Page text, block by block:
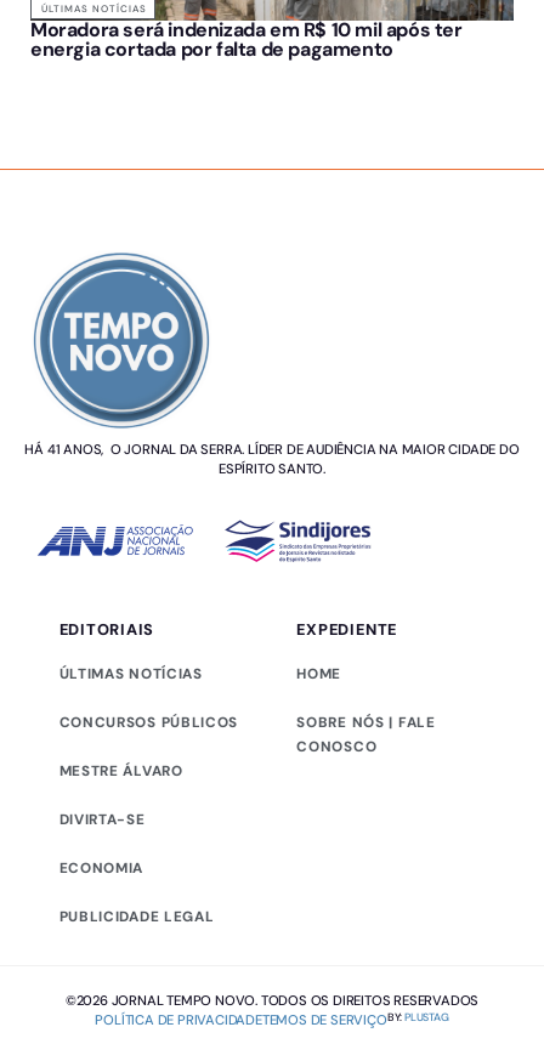
ÚLTIMAS NOTÍCIAS
Moradora será indenizada em R$ 10 mil após ter
energia cortada por falta de pagamento
HÁ 41 ANOS, O JORNAL DA SERRA. LÍDER DE AUDIÊNCIA NA MAIOR CIDADE DO
ESPÍRITO SANTO.
EDITORIAIS
ÚLTIMAS NOTÍCIAS
CONCURSOS PÚBLICOS
MESTRE ÁLVARO
DIVIRTA-SE
ECONOMIA
PUBLICIDADE LEGAL
EXPEDIENTE
HOME
SOBRE NÓS | FALE
CONOSCO
©2026 JORNAL TEMPO NOVO. TODOS OS DIREITOS RESERVADOS
POLÍTICA DE PRIVACIDADETEMOS DE SERVIÇOBY:PLUSTAG